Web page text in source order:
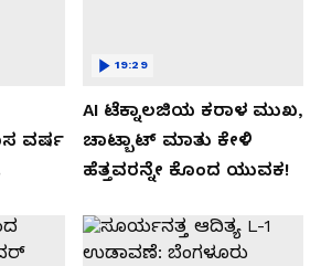
ವರ್ಷ
AI ಟೆಕ್ನಾಲಜಿಯ ಕರಾಳ ಮುಖ,
ಚಾಟ್ಬಾಟ್ ಮಾತು ಕೇಳಿ
ಹೆತ್ತವರನ್ನೇ ಕೊಂದ ಯುವಕ!
19:29